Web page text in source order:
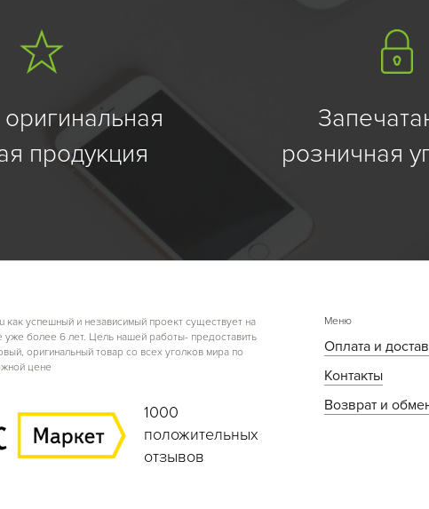
продукция
розничная
как успешный и независимый проект существует на
уже более 6 лет. Цель нашей работы- предоставить
оригинальный товар со всех уголков мира по
цене
1000
положительных
отзывов
Меню
Оплата и
Контакты
Возврат и